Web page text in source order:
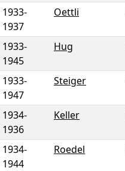
1933-
1937
Oettli
1933-
1945
Hug
1933-
1947
Steiger
1934-
1936
Keller
1934-
1944
Roedel